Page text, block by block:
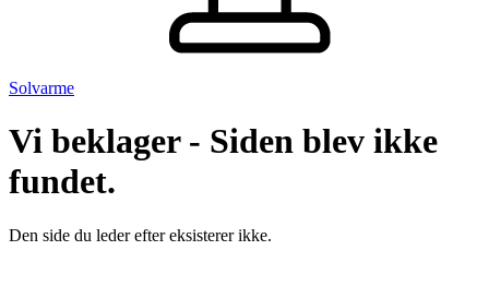
Solvarme
Vi beklager - Siden blev ikke
fundet.
Den side du leder efter eksisterer ikke.